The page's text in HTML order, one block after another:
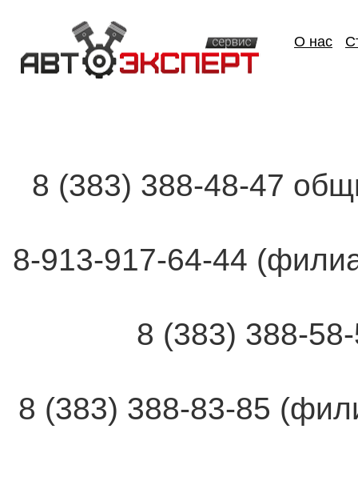
О нас
8 (383) 388-48-47
8-913-917-64-44
8 (383) 388-
8 (383) 388-83-85